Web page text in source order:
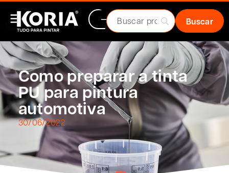
Como preparar a tinta
PU para pintura
automotiva
30/06/2022